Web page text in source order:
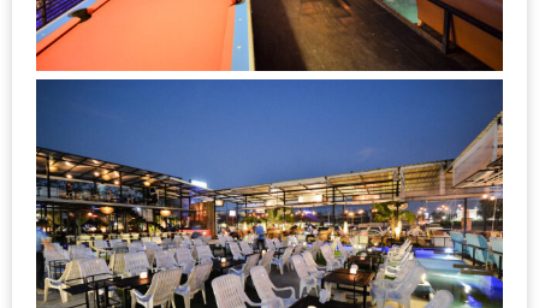
TIMELINE
POLICY
OKTOBERFEST
ครั้ง